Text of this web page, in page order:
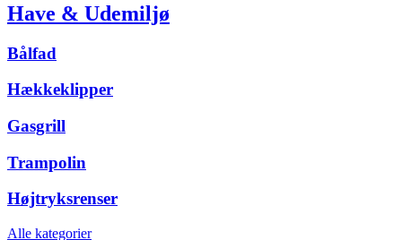
Have & Udemiljø
Bålfad
Hækkeklipper
Gasgrill
Trampolin
Højtryksrenser
Alle kategorier